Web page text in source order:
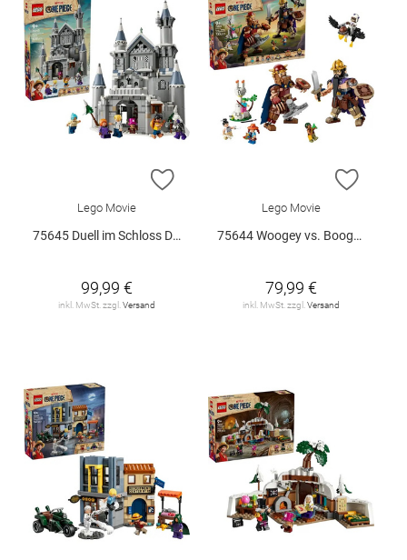
ZUR WUNSCHLISTE HINZUFÜGEN
Lego Movie
75645 Duell im Schloss Drumm V29
99,99 €
inkl. MwSt. zzgl. Versand
ZUR
Lego Movie
75644 Woogey vs. Boogey Riesen a.. V29
79,99 €
inkl. MwSt. zzgl. Versand